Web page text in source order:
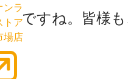
ンラ
トア
場店
ですね。皆様